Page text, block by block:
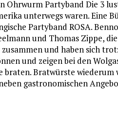
Ohrwurm Partyband Die 3
unterwegs waren. Eine
Partyband ROSA.
und Thomas Zippe,
und haben sich
und zeigen bei den
Bratwürste wiederum
gastronomischen